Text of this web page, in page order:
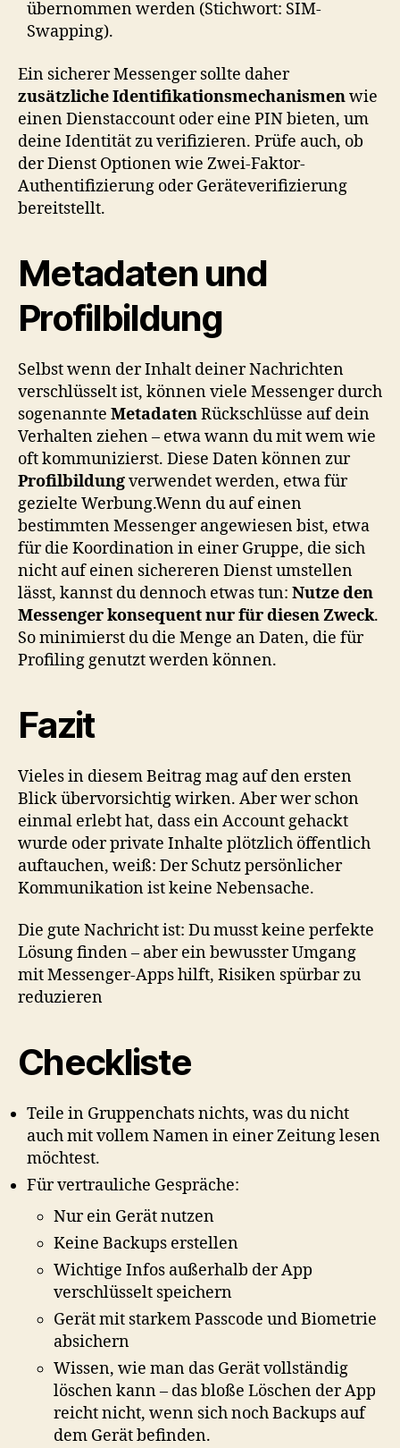
übernommen werden (Stichwort: SIM-
Swapping).
Ein sicherer Messenger sollte daher
zusätzliche Identifikationsmechanismenwie
einen Dienstaccount oder eine PIN bieten, um
deine Identität zu verifizieren. Prüfe auch, ob
der Dienst Optionen wie Zwei-Faktor-
Authentifizierung oder Geräteverifizierung
bereitstellt.
Metadaten und
Profilbildung
Selbst wenn der Inhalt deiner Nachrichten
verschlüsselt ist, können viele Messenger durch
sogenannte MetadatenRückschlüsse auf dein
Verhalten ziehen – etwa wann du mit wem wie
oft kommunizierst. Diese Daten können zur
Profilbildungverwendet werden, etwa für
gezielte Werbung.Wenn du auf einen
bestimmten Messenger angewiesen bist, etwa
für die Koordination in einer Gruppe, die sich
nicht auf einen sichereren Dienst umstellen
lässt, kannst du dennoch etwas tun: Nutze den
Messenger konsequent nur für diesen Zweck.
So minimierst du die Menge an Daten, die für
Profiling genutzt werden können.
Fazit
Vieles in diesem Beitrag mag auf den ersten
Blick übervorsichtig wirken. Aber wer schon
einmal erlebt hat, dass ein Account gehackt
wurde oder private Inhalte plötzlich öffentlich
auftauchen, weiß: Der Schutz persönlicher
Kommunikation ist keine Nebensache.
Die gute Nachricht ist: Du musst keine perfekte
Lösung finden – aber ein bewusster Umgang
mit Messenger-Apps hilft, Risiken spürbar zu
reduzieren
Checkliste
Teile in Gruppenchats nichts, was du nicht
auch mit vollem Namen in einer Zeitung lesen
möchtest.
Für vertrauliche Gespräche:
Nur ein Gerät nutzen
Keine Backups erstellen
Wichtige Infos außerhalb der App
verschlüsselt speichern
Gerät mit starkem Passcode und Biometrie
absichern
Wissen, wie man das Gerät vollständig
löschen kann – das bloße Löschen der App
reicht nicht, wenn sich noch Backups auf
dem Gerät befinden.